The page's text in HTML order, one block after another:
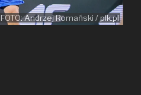
FOTO: Andrzej Romański / plk.pl